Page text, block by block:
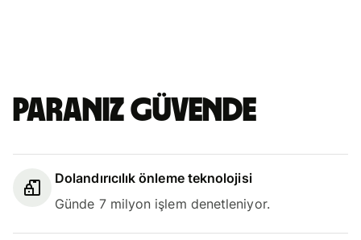
Paranız güvende
Dolandırıcılık önleme teknolojisi
Günde 7 milyon işlem denetleniyor.